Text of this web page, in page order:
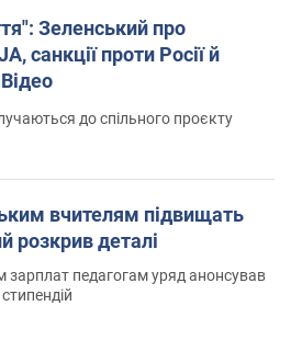
Зеленський про
санкції проти Росії й
до спільного проєкту
вчителям підвищать
розкрив деталі
педагогам уряд анонсував